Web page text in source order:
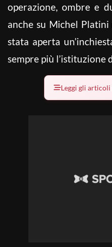
operazione, ombre e
anche su Michel
stata aperta
sempre più l’istituzione
Leggi gli